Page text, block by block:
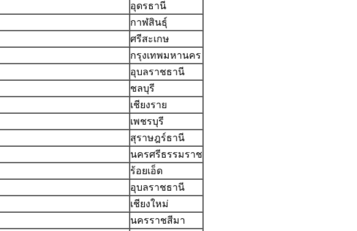
อุดรธานี
กาฬสินธุ์
ศรีสะเกษ
กรุงเทพมหานคร
อุบลราชธานี
ชลบุรี
เชียงราย
เพชรบุรี
สุราษฎร์ธานี
นครศรีธรรมราช
ร้อยเอ็ด
อุบลราชธานี
เชียงใหม่
นครราชสีมา